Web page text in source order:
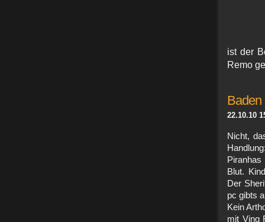
ist der
Remo
Baden
22.10.10
Nicht,
Blut.
Der
pc gibts
Kein
mit Ving